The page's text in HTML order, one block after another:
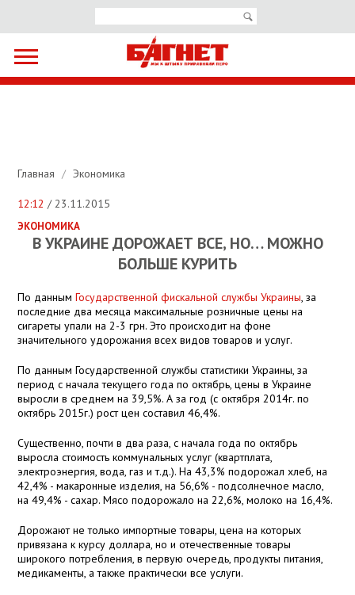
Главная / Экономика
12:12 / 23.11.2015
ЭКОНОМИКА
В УКРАИНЕ ДОРОЖАЕТ ВСЕ, НО… МОЖНО
БОЛЬШЕ КУРИТЬ
По даннымГосударственной фискальной службы Украины, за
последние два месяца максимальные розничные цены на
сигареты упали на 2-3 грн. Это происходит на фоне
значительного удорожания всех видов товаров и услуг.
По данным Государственной службы статистики Украины, за
период с начала текущего года по октябрь, цены в Украине
выросли в среднем на 39,5%. А за год (с октября 2014г. по
октябрь 2015г.) рост цен составил 46,4%.
Существенно, почти в два раза, с начала года по октябрь
выросла стоимость коммунальных услуг (квартплата,
электроэнергия, вода, газ и т.д.). На 43,3% подорожал хлеб, на
42,4% - макаронные изделия, на 56,6% - подсолнечное масло,
на 49,4% - сахар. Мясо подорожало на 22,6%, молоко на 16,4%.
Дорожают не только импортные товары, цена на которых
привязана к курсу доллара, но и отечественные товары
широкого потребления, в первую очередь, продукты питания,
медикаменты, а также практически все услуги.